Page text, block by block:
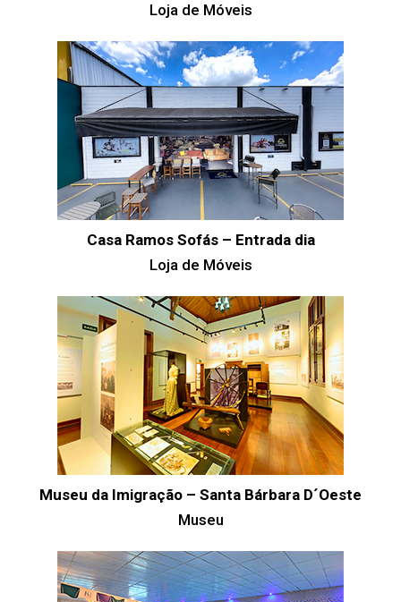
Loja de Móveis
Casa Ramos Sofás – Entrada dia
Loja de Móveis
Museu da Imigração – Santa Bárbara D´Oeste
Museu